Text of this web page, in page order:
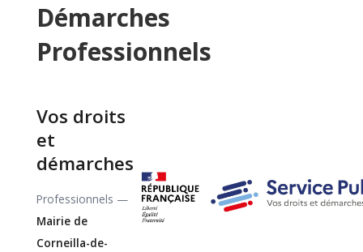
Démarches
Professionnels
Vos droits
et
démarches
Professionnels —
Mairie de
Corneilla-de-